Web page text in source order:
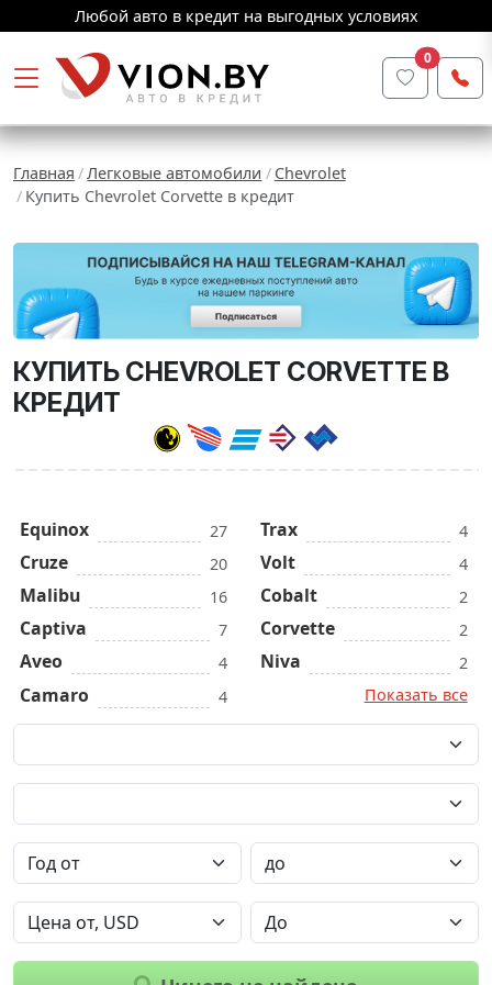
Любой авто в кредит на выгодных условиях
0
Главная Легковые автомобили
Chevrolet
Купить Chevrolet Corvette в кредит
КУПИТЬ CHEVROLET CORVETTE В
КРЕДИТ
Equinox 27
Cruze 20
Malibu 16
Captiva 7
Aveo 4
Camaro 4
Trax 4
Volt 4
Cobalt 2
Corvette 2
Niva
2
Показать все